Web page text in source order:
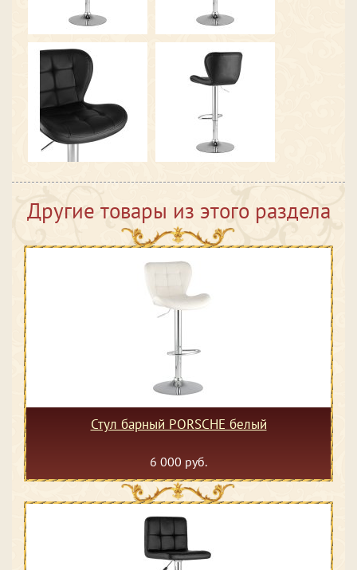
Другие товары из этого раздела
Стул барный PORSCHE белый
6 000 руб.